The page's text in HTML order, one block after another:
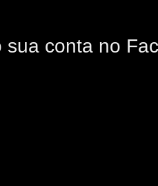
sua conta no